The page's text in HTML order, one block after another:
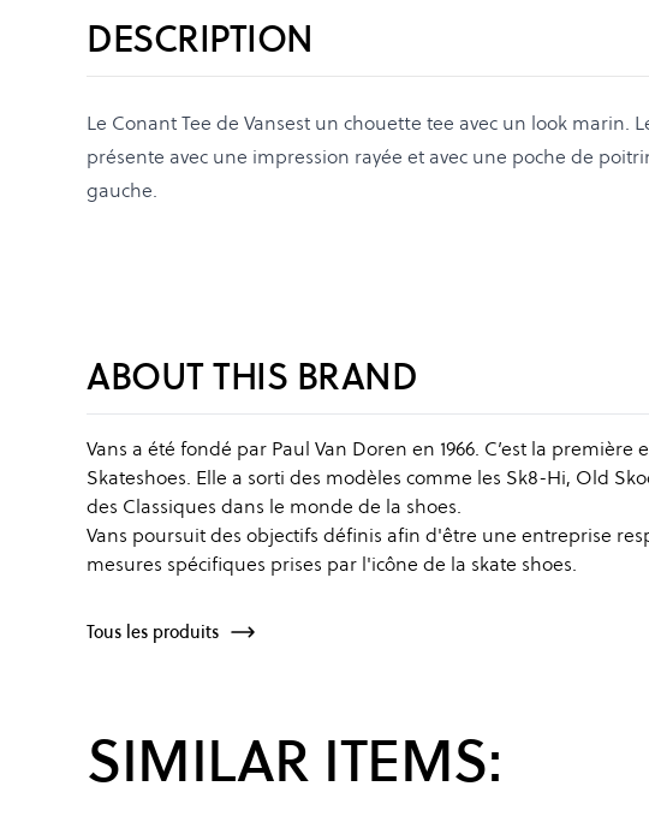
DESCRIPTION
Le Conant Tee de Vansest un chouette tee avec un look marin.
présente avec une impression rayée et avec une poche de
gauche.
ABOUT THIS BRAND
Vans a été fondé par Paul Van Doren en 1966. C’est la
Skateshoes. Elle a sorti des modèles comme les Sk8-Hi, Old
des Classiques dans le monde de la shoes.
Vans poursuit des objectifs définis afin d'être une entreprise
mesures spécifiques prises par l'icône de la skate shoes.
Tous les produits
SIMILAR ITEMS: